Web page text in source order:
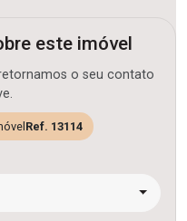
este imóvel
o seu contato
Ref. 13114